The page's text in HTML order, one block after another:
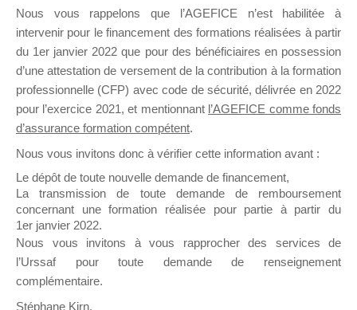
Ce groupe est destiné aux Organismes de
Formation qui souhaitent répondre à l’Appel à
Propositions Mallette du Dirigeant.
Ce groupe propose un forum dédié au support
sur lequel il est possible de laisser un message
ou poser une question.
NB : Il est nécessaire d’être
pouvoir rejoindre ce groupe
Nous vous rappelons que l’AGEFICE n’est habilitée à
intervenir pour le financement des formations réalisées à partir
du 1er janvier 2022 que pour des bénéficiaires en possession
d’une attestation de versement de la contribution à la formation
professionnelle (CFP) avec code de sécurité, délivrée en 2022
pour l’exercice 2021, et mentionnant l’AGEFICE comme fonds
d’assurance formation compétent.
Nous vous invitons donc à vérifier cette information avant :
Le dépôt de toute nouvelle demande de financement,
La transmission de toute demande de remboursement
concernant une formation réalisée pour partie à partir du
1er janvier 2022.
Nous vous invitons à vous rapprocher des services de
l’Urssaf pour toute demande de renseignement
complémentaire.
Stéphane Kirn,